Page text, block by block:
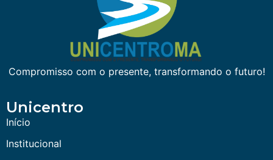
Compromisso com o presente, transformando o futuro!
Unicentro
Início
Institucional